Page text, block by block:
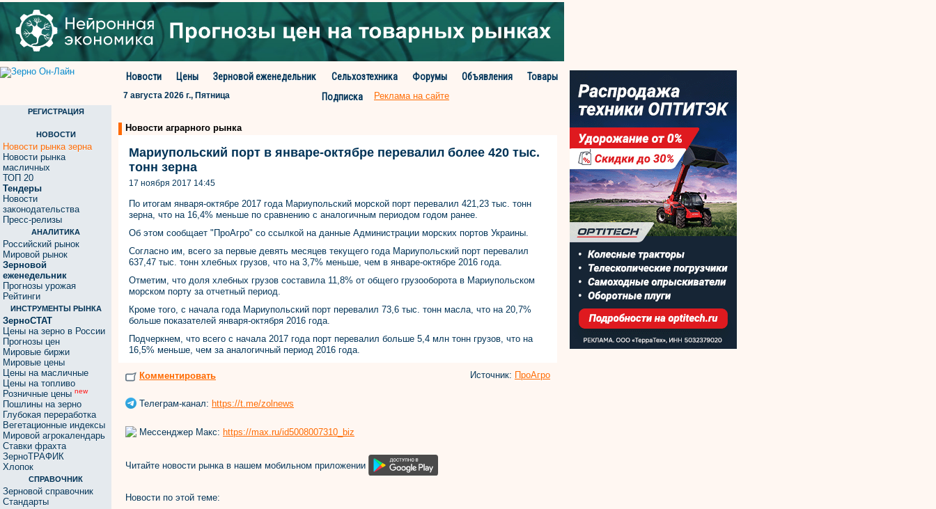
Новости Цены Зерновой еженедельник Сельхозтехника Форумы Объявления
Товары
Подписка
7 августа 2026 г., Пятница Реклама на сайте
РЕГИСТРАЦИЯ
НОВОСТИ
Новости рынка зерна
Новости рынка
масличных
ТОП 20
Тендеры
Новости
законодательства
Пресс-релизы
АНАЛИТИКА
Российский рынок
Мировой рынок
Зерновой
еженедельник
Прогнозы урожая
Рейтинги
ИНСТРУМЕНТЫ РЫНКА
ЗерноСТАТ
Цены на зерно в России
Прогнозы цен
Мировые биржи
Мировые цены
Цены на масличные
Цены на топливо
Розничные цены new
Пошлины на зерно
Глубокая переработка
Вегетационные индексы
Мировой агрокалендарь
Ставки фрахта
ЗерноТРАФИК
Хлопок
СПРАВОЧНИК
Зерновой справочник
Стандарты
Новости аграрного рынка
Мариупольский порт в январе-октябре перевалил более 420 тыс.
тонн зерна
17 ноября 2017 14:45
По итогам января-октябре 2017 года Мариупольский морской порт перевалил 421,23 тыс. тонн
зерна, что на 16,4% меньше по сравнению с аналогичным периодом годом ранее.
Об этом сообщает "ПроАгро" со ссылкой на данные Администрации морских портов Украины.
Согласно им, всего за первые девять месяцев текущего года Мариупольский порт перевалил
637,47 тыс. тонн хлебных грузов, что на 3,7% меньше, чем в январе-октябре 2016 года.
Отметим, что доля хлебных грузов составила 11,8% от общего грузооборота в Мариупольском
морском порту за отчетный период.
Кроме того, с начала года Мариупольский порт перевалил 73,6 тыс. тонн масла, что на 20,7%
больше показателей января-октября 2016 года.
Подчеркнем, что всего с начала 2017 года порт перевалил больше 5,4 млн тонн грузов, что на
16,5% меньше, чем за аналогичный период 2016 года.
Комментировать Источник: ПроАгро
Телеграм-канал: https://t.me/zolnews
Мессенджер Макс: https://max.ru/id5008007310_biz
Читайте новости рынка в нашем мобильном приложении
Новости по этой теме: